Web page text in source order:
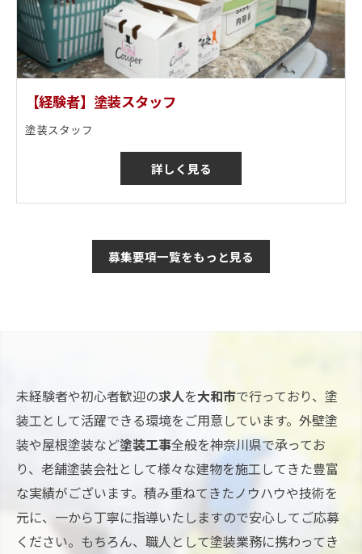
【経験者】塗装スタッフ
塗装スタッフ
詳しく見る
募集要項一覧をもっと見る
未経験者や初心者歓迎の求人を大和市で行っており、塗
装工として活躍できる環境をご用意しています。外壁塗
装や屋根塗装など塗装工事全般を神奈川県で承ってお
り、老舗塗装会社として様々な建物を施工してきた豊富
な実績がございます。積み重ねてきたノウハウや技術を
元に、一から丁寧に指導いたしますので安心してご応募
ください。もちろん、職人として塗装業務に携わってき